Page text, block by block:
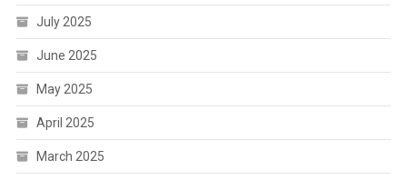
July 2025
June 2025
May 2025
April 2025
March 2025